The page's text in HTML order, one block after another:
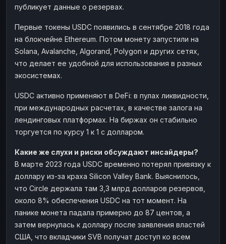
публикует данные о резервах.
Первые токены USDC появились в сентябре 2018 года
на блокчейне Ethereum. Потом монету запустили на
Solana, Avalanche, Algorand, Polygon и других сетях,
что делает ее удобной для использования в разных
экосистемах.
USDC активно применяют в DeFi: в пулах ликвидности,
при международных расчетах, в качестве залога на
лендинговых платформах. На биржах он стабильно
торгуется по курсу 1 к 1 с долларом.
Какие же слухи и риски обсуждают инсайдеры?
В марте 2023 года USDC временно потерял привязку к
доллару из-за краха Silicon Valley Bank. Выяснилось,
что Circle держала там 3,3 млрд долларов резервов,
около 8% обеспечения USDC на тот момент. На
панике монета падала примерно до 87 центов, а
затем вернулась к доллару после заявления властей
США, что вкладчики SVB получат доступ ко всем